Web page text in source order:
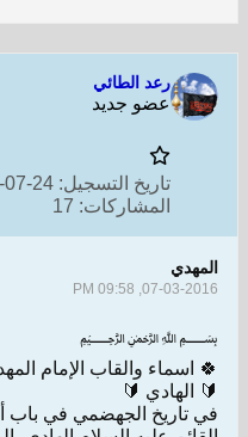
رعد الطائي
عضو جديد
تاريخ التسجيل: 24-07-2013
المشاركات: 17
المهدي
07-03-2016, 09:58 PM
﷽
🍀 اسماء والقاب الإمام
🔰 الهادي 🔰
في تاريخ الجهضمي في باب